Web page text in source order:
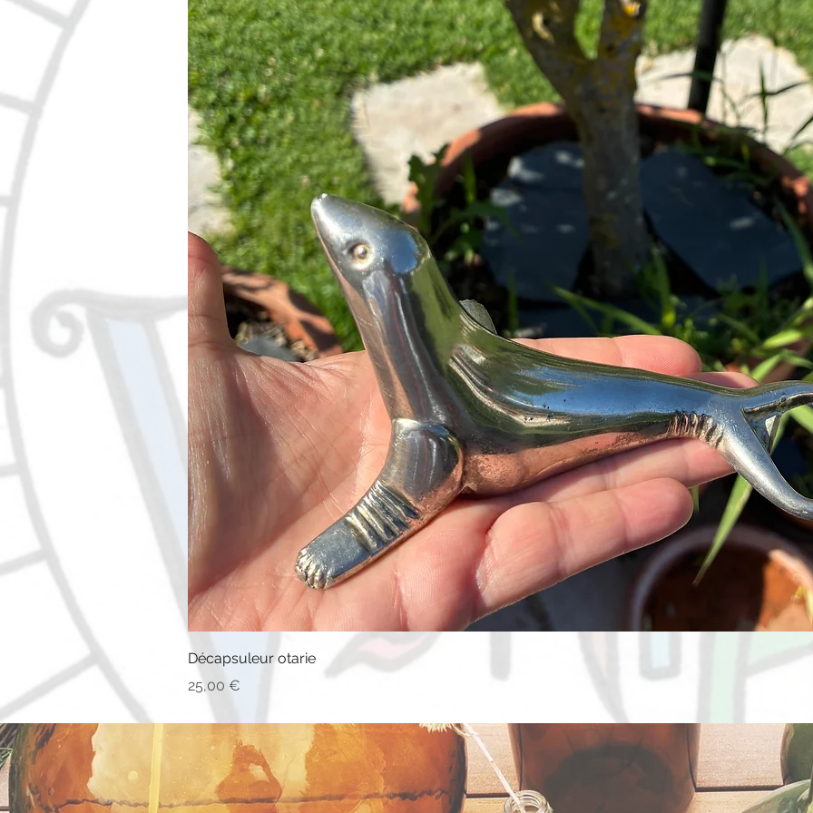
Décapsuleur otarie
Prix
25,00 €